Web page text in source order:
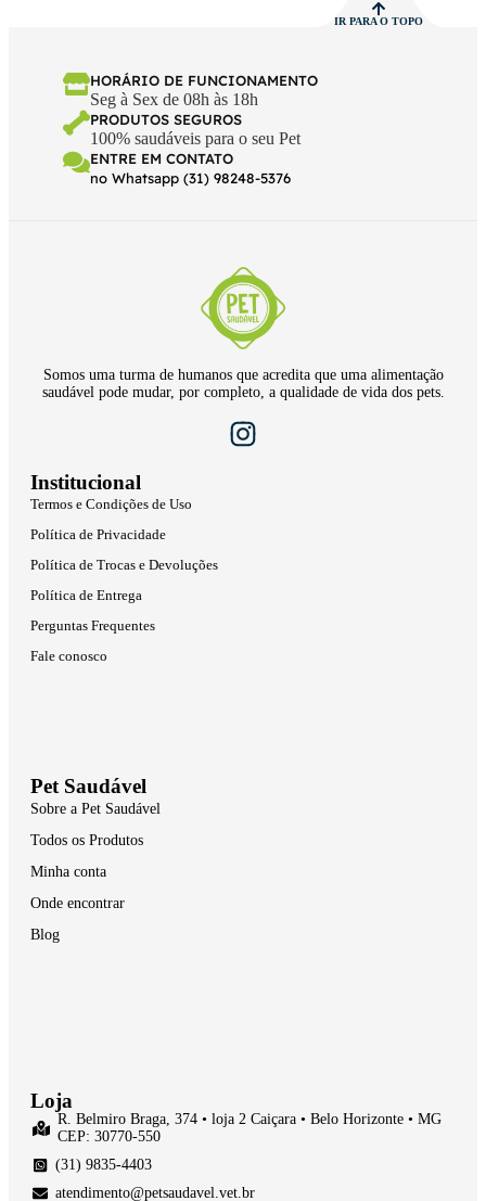
IR PARA O TOPO
HORÁRIO DE FUNCIONAMENTO
Seg à Sex de 08h às 18h
PRODUTOS SEGUROS
100% saudáveis para o seu Pet
ENTRE EM CONTATO
no Whatsapp (31) 98248-5376
Somos uma turma de humanos que acredita que uma alimentação
saudável pode mudar, por completo, a qualidade de vida dos pets.
Institucional
Termos e Condições de Uso
Política de Privacidade
Política de Trocas e Devoluções
Política de Entrega
Perguntas Frequentes
Fale conosco
Pet Saudável
Sobre a Pet Saudável
Todos os Produtos
Minha conta
Onde encontrar
Blog
Loja
R. Belmiro Braga, 374 • loja 2 Caiçara • Belo Horizonte • MG
CEP: 30770-550
(31) 9835-4403
atendimento@petsaudavel.vet.br